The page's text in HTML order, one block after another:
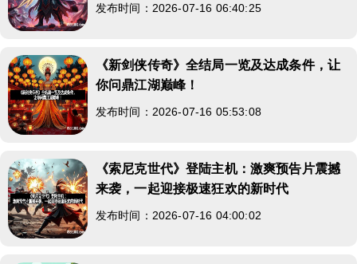
发布时间：2026-07-16 06:40:25
《新剑侠传奇》全结局一览及达成条件，让
你问鼎江湖巅峰！
发布时间：2026-07-16 05:53:08
《索尼克世代》登陆主机：激爽预告片震撼
来袭，一起迎接极速狂欢的新时代
发布时间：2026-07-16 04:00:02